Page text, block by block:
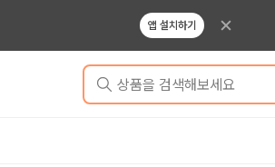
앱 설치하기
상품을 검색해보세요